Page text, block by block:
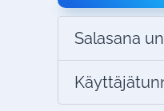
Salasana